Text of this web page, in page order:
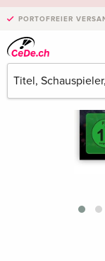
PORTOFREIER